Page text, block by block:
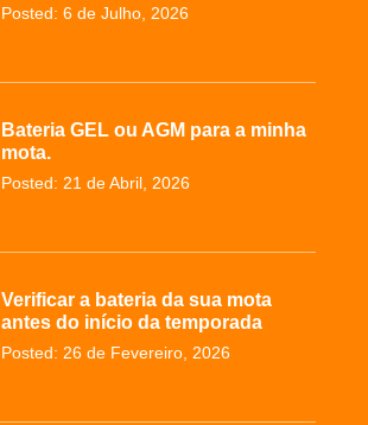
Posted: 6 de Julho, 2026
Bateria GEL ou AGM para a minha
mota.
Posted: 21 de Abril, 2026
Verificar a bateria da sua mota
antes do início da temporada
Posted: 26 de Fevereiro, 2026